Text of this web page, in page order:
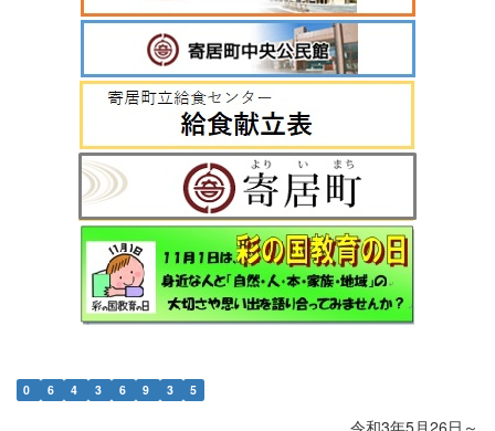
0 6 4 3 6 9 3 5